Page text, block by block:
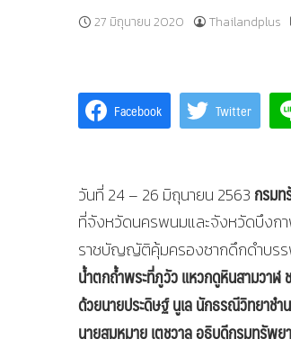
27 มิถุนายน 2020 Thailandplus
Facebook Twitter
วันที่ 24 – 26 มิถุนายน 2563 กรม
ที่จังหวัดนครพนมและจังหวัดบึงก
ราชบัญญัติคุ้มครองซากดึกดำบรร
น้ำตกถ้ำพระที่ภูวัว แหวกดูหินสามวาฬ
ด้วยนายประดิษฐ์ นูเล นักธรณีวิทยาช
นายสมหมาย เตชวาล อธิบดีกรมทรัพ